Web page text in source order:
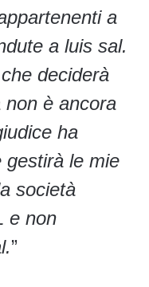
a
a luis sal.
deciderà
non è ancora
ha
gestirà le mie
società
e non
”